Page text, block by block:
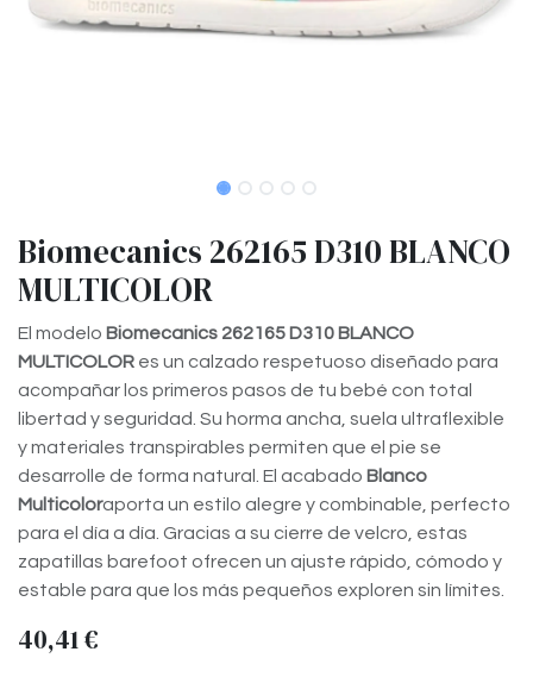
Biomecanics 262165 D310 BLANCO
MULTICOLOR
El modelo Biomecanics 262165 D310 BLANCO
MULTICOLOR es un calzado respetuoso diseñado para
acompañar los primeros pasos de tu bebé con total
libertad y seguridad. Su horma ancha, suela ultraflexible
y materiales transpirables permiten que el pie se
desarrolle de forma natural. El acabado Blanco
Multicoloraporta un estilo alegre y combinable, perfecto
para el día a día. Gracias a su cierre de velcro, estas
zapatillas barefoot ofrecen un ajuste rápido, cómodo y
estable para que los más pequeños exploren sin límites.
40,41€